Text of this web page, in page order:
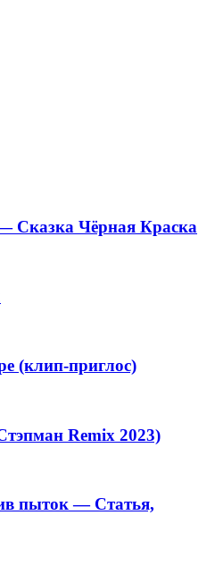
Сказка Чёрная Краска
(клип-приглос)
Remix 2023)
пыток — Статья,